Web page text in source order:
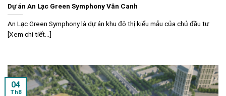
Dự án An Lạc Green Symphony Vân Canh
An Lạc Green Symphony là dự án khu đô thị kiểu mẫu của chủ đầu tư
[Xem chi tiết...]
04
Th8